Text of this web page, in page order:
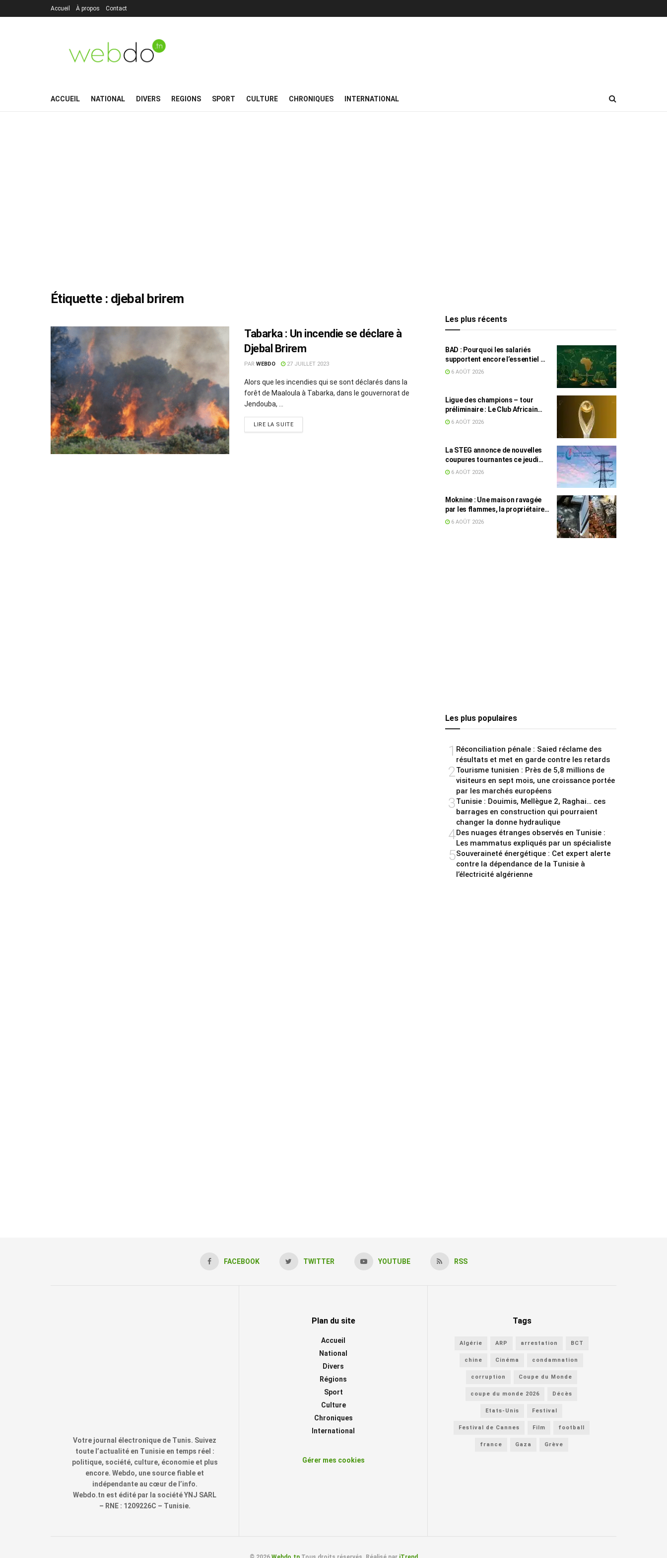
Accueil À propos Contact
ACCUEIL NATIONAL DIVERS REGIONS SPORT CULTURE CHRONIQUES INTERNATIONAL
Étiquette : djebal brirem
Tabarka : Un incendie se déclare à
Djebal Brirem
PAR WEBDO 27 JUILLET 2023
Alors que les incendies qui se sont déclarés dans la
forêt de Maaloula à Tabarka, dans le gouvernorat de
Jendouba, ...
LIRE LA SUITE
Les plus récents
BAD : Pourquoi les salariés
supportent encore l’essentiel de
l’effort fiscal en Tunisie
6 AOÛT 2026
Ligue des champions – tour
préliminaire : Le Club Africain
face au Djoliba AC
6 AOÛT 2026
La STEG annonce de nouvelles
coupures tournantes ce jeudi
dans plusieurs régions
6 AOÛT 2026
Moknine : Une maison ravagée
par les flammes, la propriétaire
accuse la STEG et la SONEDE
6 AOÛT 2026
Les plus populaires
1 Réconciliation pénale : Saied réclame des
résultats et met en garde contre les retards
2Tourisme tunisien : Près de 5,8 millions de
visiteurs en sept mois, une croissance portée
par les marchés européens
3Tunisie : Douimis, Mellègue 2, Raghai… ces
barrages en construction qui pourraient
changer la donne hydraulique
4Des nuages étranges observés en Tunisie :
Les mammatus expliqués par un spécialiste
5Souveraineté énergétique : Cet expert alerte
contre la dépendance de la Tunisie à
l’électricité algérienne
FACEBOOK TWITTER YOUTUBE RSS
Votre journal électronique de Tunis. Suivez
toute l’actualité en Tunisie en temps réel :
politique, société, culture, économie et plus
encore. Webdo, une source fiable et
indépendante au cœur de l’info.
Webdo.tn est édité par la société YNJ SARL
– RNE : 1209226C – Tunisie.
Plan du site
Accueil
National
Divers
Régions
Sport
Culture
Chroniques
International
Gérer mes cookies
Tags
Algérie ARP arrestation BCT
chine Cinéma condamnation
corruption Coupe du Monde
coupe du monde 2026 Décès
Etats-Unis Festival
Festival de Cannes Film football
france Gaza Grève